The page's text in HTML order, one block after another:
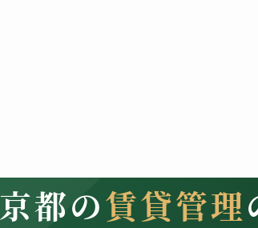
京都の賃貸管理